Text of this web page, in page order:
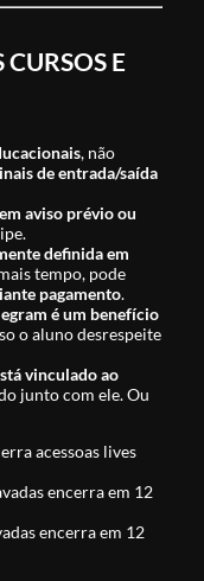
CURSOS E
, não
de entrada/saída
aviso prévio ou
definida em
tempo, pode
pagamento.
é um benefício
o aluno desrespeite
vinculado ao
junto com ele. Ou
acessoas lives
encerra em 12
encerra em 12